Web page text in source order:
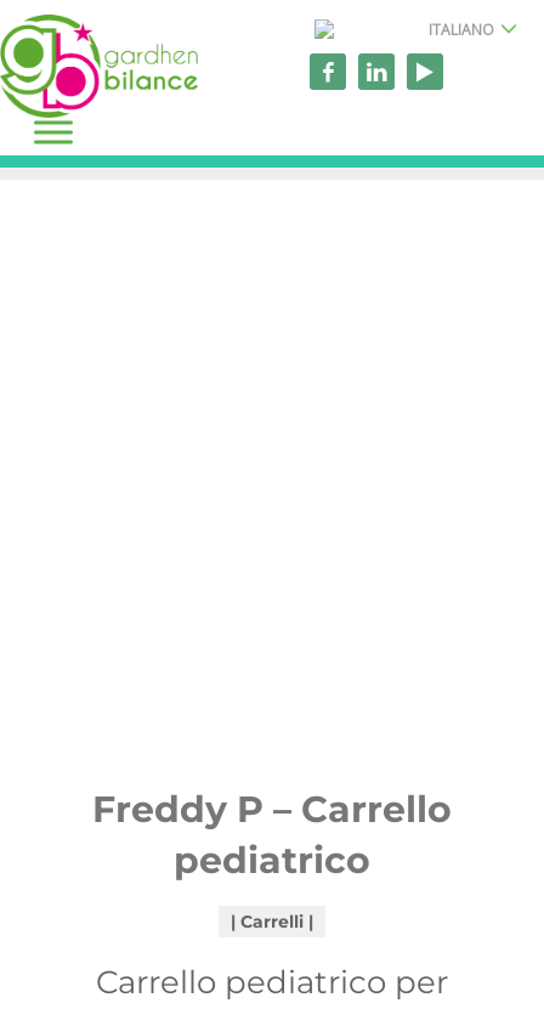
ITALIANO
Freddy P – Carrello
pediatrico
Carrelli
Carrello pediatrico per